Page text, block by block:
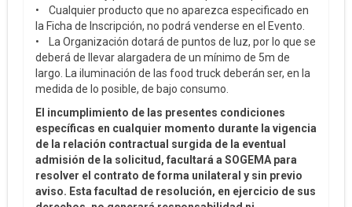
• Cualquier producto que no aparezca especificado en
la Ficha de Inscripción, no podrá venderse en el Evento.
• La Organización dotará de puntos de luz, por lo que se
deberá de llevar alargadera de un mínimo de 5m de
largo. La iluminación de las food truck deberán ser, en la
medida de lo posible, de bajo consumo.
El incumplimiento de las presentes condiciones
específicas en cualquier momento durante la vigencia
de la relación contractual surgida de la eventual
admisión de la solicitud, facultará a SOGEMA para
resolver el contrato de forma unilateral y sin previo
aviso. Esta facultad de resolución, en ejercicio de sus